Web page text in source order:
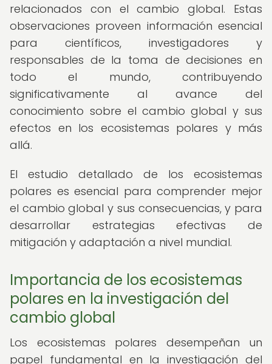
relacionados con el cambio global. Estas
observaciones proveen información esencial
para científicos, investigadores y
responsables de la toma de decisiones en
todo el mundo, contribuyendo
significativamente al avance del
conocimiento sobre el cambio global y sus
efectos en los ecosistemas polares y más
allá.
El estudio detallado de los ecosistemas
polares es esencial para comprender mejor
el cambio global y sus consecuencias, y para
desarrollar estrategias efectivas de
mitigación y adaptación a nivel mundial.
Importancia de los ecosistemas
polares en la investigación del
cambio global
Los ecosistemas polares desempeñan un
papel fundamental en la investigación del